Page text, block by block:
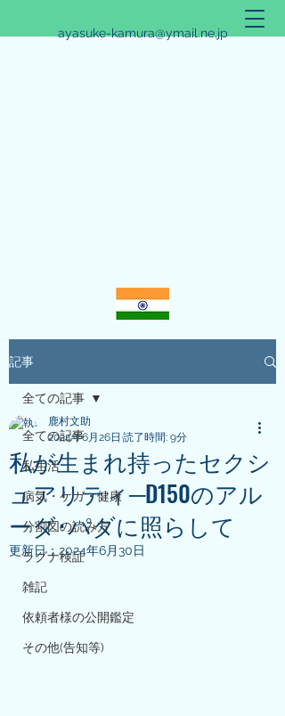
ayasuke-kamura@ymail.ne.jp
アリシュタ・バンガ~JYOTISHのススメ~
記事
全ての記事
私生活
病気・ケガ・健康
分割図の読み方
ラグナ検証
雑記
依頼者様の公開鑑定
その他(告知等)
全ての記事
私が生まれ持ったセクシ
ュアリティ─D150のアル
ーダ･パダに照らして
鹿村文助
2024年6月26日 読了時間: 9分
更新日： 2024年6月30日